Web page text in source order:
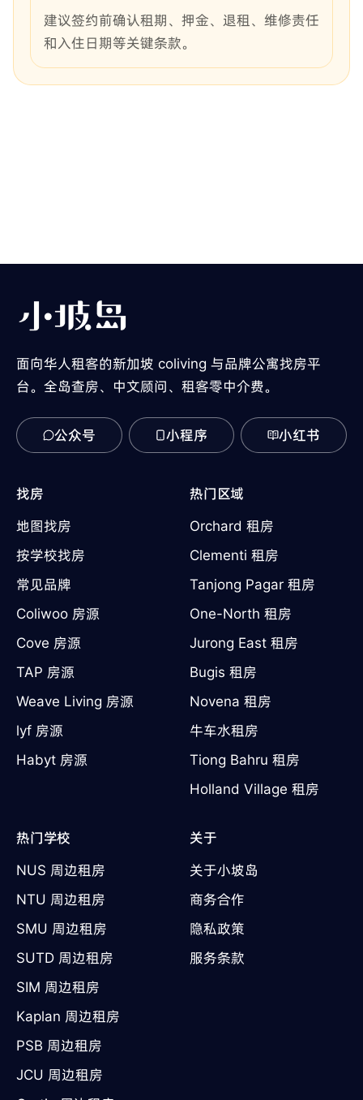
建议签约前确认租期、押金、退租、维修责任
和入住日期等关键条款。
面向华人租客的新加坡 coliving 与品牌公寓找房平
台。全岛查房、中文顾问、租客零中介费。
公众号 小程序 小红书
找房
地图找房
按学校找房
常见品牌
Coliwoo 房源
Cove 房源
TAP 房源
Weave Living 房源
lyf 房源
Habyt 房源
热门区域
Orchard 租房
Clementi 租房
Tanjong Pagar 租房
One-North 租房
Jurong East 租房
Bugis 租房
Novena 租房
牛车水租房
Tiong Bahru 租房
Holland Village 租房
热门学校
NUS 周边租房
NTU 周边租房
SMU 周边租房
SUTD 周边租房
SIM 周边租房
Kaplan 周边租房
PSB 周边租房
JCU 周边租房
关于
关于小坡岛
商务合作
隐私政策
服务条款